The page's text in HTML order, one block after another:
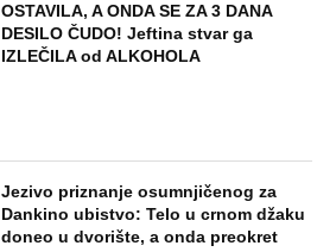
OSTAVILA, A ONDA SE ZA 3 DANA
DESILO ČUDO! Jeftina stvar ga
IZLEČILA od ALKOHOLA
Jezivo priznanje osumnjičenog za
Dankino ubistvo: Telo u crnom džaku
doneo u dvorište, a onda preokret